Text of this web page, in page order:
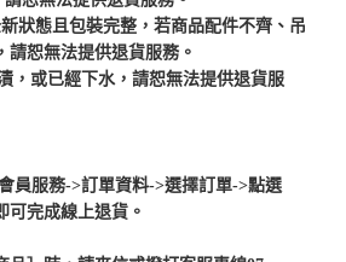
狀態且包裝完整，若商品配件不齊、吊
請恕無法提供退貨服務。
，或已經下水，請恕無法提供退貨服
員服務->訂單資料->選擇訂單->點選
可完成線上退貨。